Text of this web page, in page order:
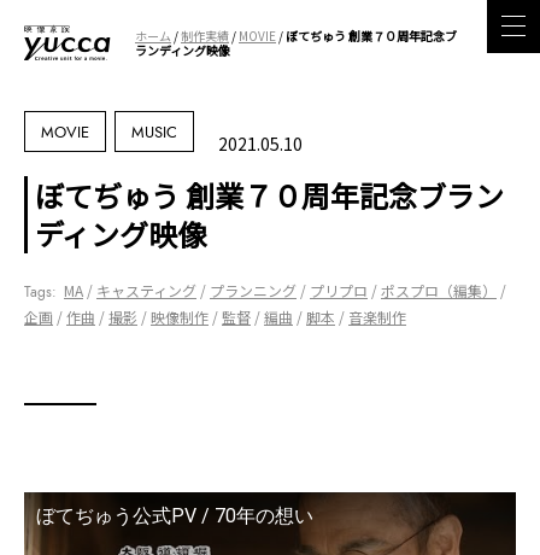
ホーム /制作実績 / MOVIE / ぼてぢゅう 創業７０周年記念ブ
ランディング映像
MOVIE MUSIC 2021.05.10
ぼてぢゅう 創業７０周年記念ブラン
ディング映像
MA キャスティング プランニング プリプロ
ポスプロ（編集）
企画
作曲 撮影 映像制作 監督 編曲 脚本 音楽制作
ぼてぢゅう公式PV / 70年の想い